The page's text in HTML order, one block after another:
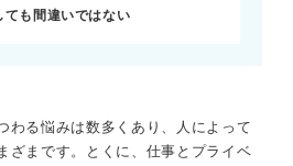
ートを両立しやすい仕事の例を紹
専門職
ても間違いではない
わる悩みは数多くあり、人によって
ざまです。とくに、仕事とプライベ
分けたい人必見！ 上手に切り替え